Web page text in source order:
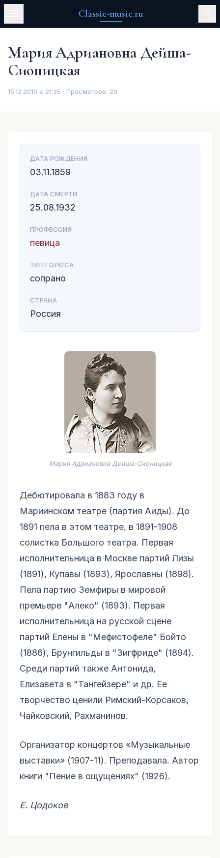
Classic-music.ru
Мария Адриановна Дейша-
Сионицкая
15.12.2010 в 21:35 · Просмотров: 20
ДАТА РОЖДЕНИЯ
03.11.1859
ДАТА СМЕРТИ
25.08.1932
ПРОФЕССИЯ
певица
ТИП ГОЛОСА
сопрано
СТРАНА
Россия
Мария Адриановна Дейша-Сионицкая
Дебютировала в 1883 году в
Мариинском театре (партия Аиды). До
1891 пела в этом театре, в 1891-1908
солистка Большого театра. Первая
исполнительница в Москве партий Лизы
(1891), Купавы (1893), Ярославны (1898).
Пела партию Земфиры в мировой
премьере "Алеко" (1893). Первая
исполнительница на русской сцене
партий Елены в "Мефистофеле" Бойто
(1886), Брунгильды в "Зигфриде" (1894).
Среди партий также Антонида,
Елизавета в "Тангейзере" и др. Ее
творчество ценили Римский-Корсаков,
Чайковский, Рахманинов.
Организатор концертов «Музыкальные
выставки» (1907-11). Преподавала. Автор
книги "Пение в ощущениях" (1926).
Е. Цодоков